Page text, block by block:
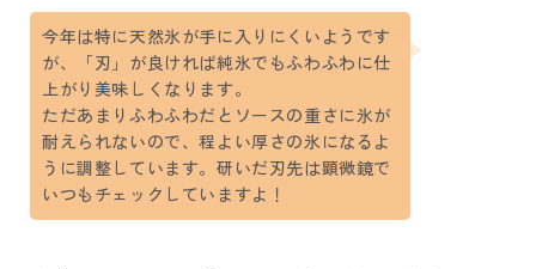
今年は特に天然氷が手に入りにくいようです
が、「刃」が良ければ純氷でもふわふわに仕
上がり美味しくなります。
ただあまりふわふわだとソースの重さに氷が
耐えられないので、程よい厚さの氷になるよ
うに調整しています。研いだ刃先は顕微鏡で
いつもチェックしていますよ！